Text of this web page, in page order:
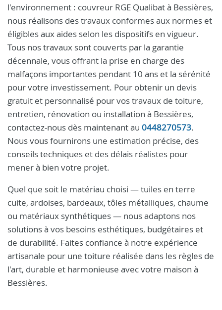
l'environnement : couvreur RGE Qualibat à Bessières,
nous réalisons des travaux conformes aux normes et
éligibles aux aides selon les dispositifs en vigueur.
Tous nos travaux sont couverts par la garantie
décennale, vous offrant la prise en charge des
malfaçons importantes pendant 10 ans et la sérénité
pour votre investissement. Pour obtenir un devis
gratuit et personnalisé pour vos travaux de toiture,
entretien, rénovation ou installation à Bessières,
contactez-nous dès maintenant au 0448270573.
Nous vous fournirons une estimation précise, des
conseils techniques et des délais réalistes pour
mener à bien votre projet.
Quel que soit le matériau choisi — tuiles en terre
cuite, ardoises, bardeaux, tôles métalliques, chaume
ou matériaux synthétiques — nous adaptons nos
solutions à vos besoins esthétiques, budgétaires et
de durabilité. Faites confiance à notre expérience
artisanale pour une toiture réalisée dans les règles de
l'art, durable et harmonieuse avec votre maison à
Bessières.